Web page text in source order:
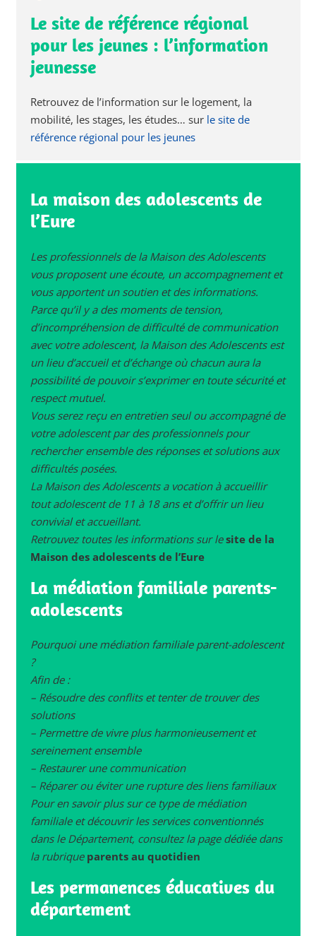
Le site de référence régional
pour les jeunes : l’information
jeunesse
Retrouvez de l’information sur le logement, la
mobilité, les stages, les études… sur le site de
référence régional pour les jeunes
La maison des adolescents de
l’Eure
Les professionnels de la Maison des Adolescents
vous proposent une écoute, un accompagnement et
vous apportent un soutien et des informations.
Parce qu’il y a des moments de tension,
d’incompréhension de difficulté de communication
avec votre adolescent, la Maison des Adolescents est
un lieu d’accueil et d’échange où chacun aura la
possibilité de pouvoir s’exprimer en toute sécurité et
respect mutuel.
Vous serez reçu en entretien seul ou accompagné de
votre adolescent par des professionnels pour
rechercher ensemble des réponses et solutions aux
difficultés posées.
La Maison des Adolescents a vocation à accueillir
tout adolescent de 11 à 18 ans et d’offrir un lieu
convivial et accueillant.
Retrouvez toutes les informations sur lesite de la
Maison des adolescents de l’Eure
La médiation familiale parents-
adolescents
Pourquoi une médiation familiale parent-adolescent
?
Afin de :
– Résoudre des conflits et tenter de trouver des
solutions
– Permettre de vivre plus harmonieusement et
sereinement ensemble
– Restaurer une communication
– Réparer ou éviter une rupture des liens familiaux
Pour en savoir plus sur ce type de médiation
familiale et découvrir les services conventionnés
dans le Département, consultez la page dédiée dans
la rubrique parents au quotidien
Les permanences éducatives du
département